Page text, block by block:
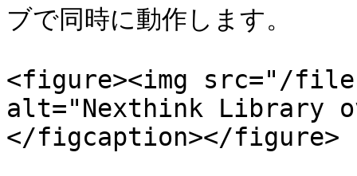
ブで同時に動作します。
<figure><img src="/files/
alt="Nexthink Library
</figcaption></figure>